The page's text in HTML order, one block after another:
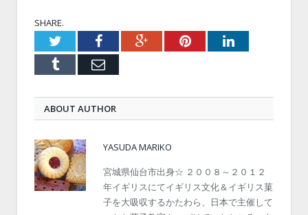
SHARE.
TwitterFacebookGoogle+PinterestLinkedIn
Tumblr Email
ABOUT AUTHOR
YASUDA MARIKO
宮城県仙台市出身☆ ２００８～２０１２
年イギリスにてイギリス文化＆イギリス菓
子を大吸収するかたわら、日本で主催して